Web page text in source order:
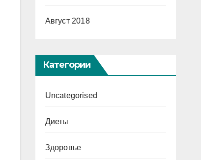
Август 2018
Категории
Uncategorised
Диеты
Здоровье